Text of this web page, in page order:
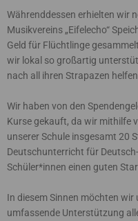
Währenddessen erhielten wir
Musikvereins „Eifelecho“
Geld für Flüchtlinge
wir lokal so großartig
nach all ihren Strapazen
Wir haben von den
Kurse gekauft, da wir mithilfe
unserer Schule insgesamt 20
Deutschunterricht für
Schüler*innen einen guten
In diesem Sinnen möchten
umfassende Unterstützung